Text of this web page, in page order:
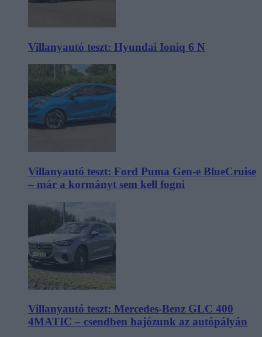
Villanyautó teszt: Hyundai Ioniq 6 N
Villanyautó teszt: Ford Puma Gen-e BlueCruise
– már a kormányt sem kell fogni
Villanyautó teszt: Mercedes-Benz GLC 400
4MATIC – csendben hajózunk az autópályán